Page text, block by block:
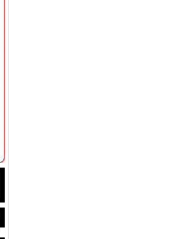
浪新闻
经济发展——网·重庆视
材料通知_中公教育网
示_中大网校
-报名网
国行业研究网
有关问题的通知-报关员
确认有关问题的通知
确认有关问题的通知
事项的通知-报关员考
网
_百度知道
公务员网
_湖南中公教育